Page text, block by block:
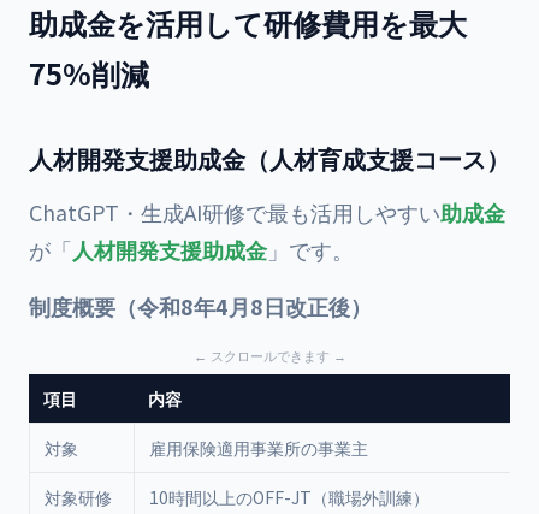
助成金を活用して研修費用を最大
75%削減
人材開発支援助成金（人材育成支援コース）
ChatGPT・生成AI研修で最も活用しやすい助成金
が「人材開発支援助成金 」です。
制度概要（令和8年4月8日改正後）
項目 内容
対象 雇用保険適用事業所の事業主
対象研修 10時間以上のOFF-JT（職場外訓練）